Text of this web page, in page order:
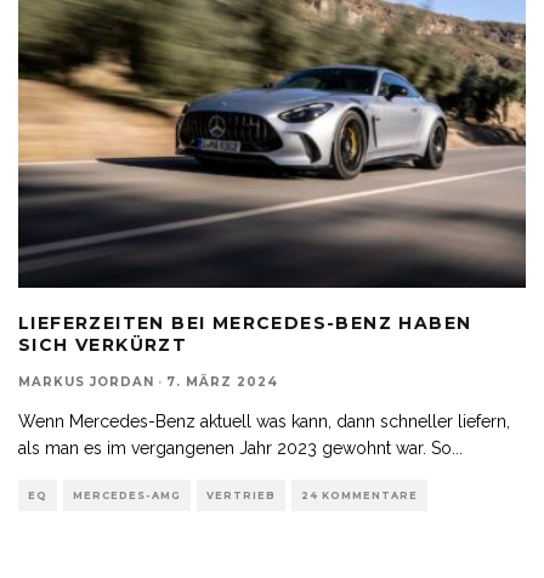
LIEFERZEITEN BEI MERCEDES-BENZ HABEN
SICH VERKÜRZT
MARKUS JORDAN · 7. MÄRZ 2024
Wenn Mercedes-Benz aktuell was kann, dann schneller liefern,
als man es im vergangenen Jahr 2023 gewohnt war. So
EQ MERCEDES-AMG VERTRIEB 24 KOMMENTARE